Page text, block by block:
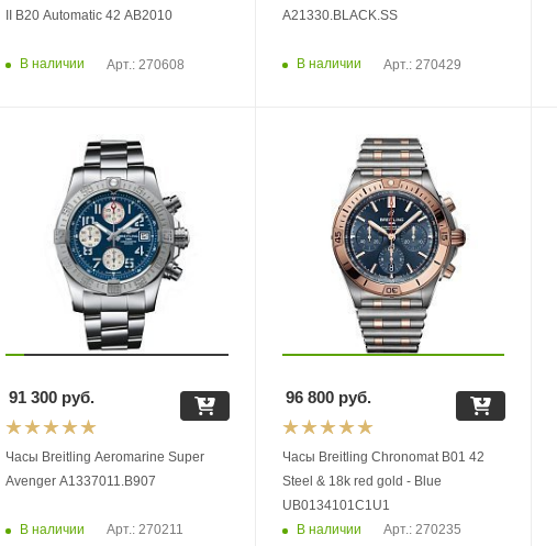
II B20 Automatic 42 AB2010
В наличии Арт.: 270608
A21330.BLACK.SS
В наличии Арт.: 270429
Часы Breitling Aeromarine Super
Avenger A1337011.B907
В наличии Арт.: 270211
91 300 руб.
Часы Breitling Chronomat B01 42
Steel & 18k red gold - Blue
UB0134101C1U1
В наличии
Арт.: 270235
96 800руб.